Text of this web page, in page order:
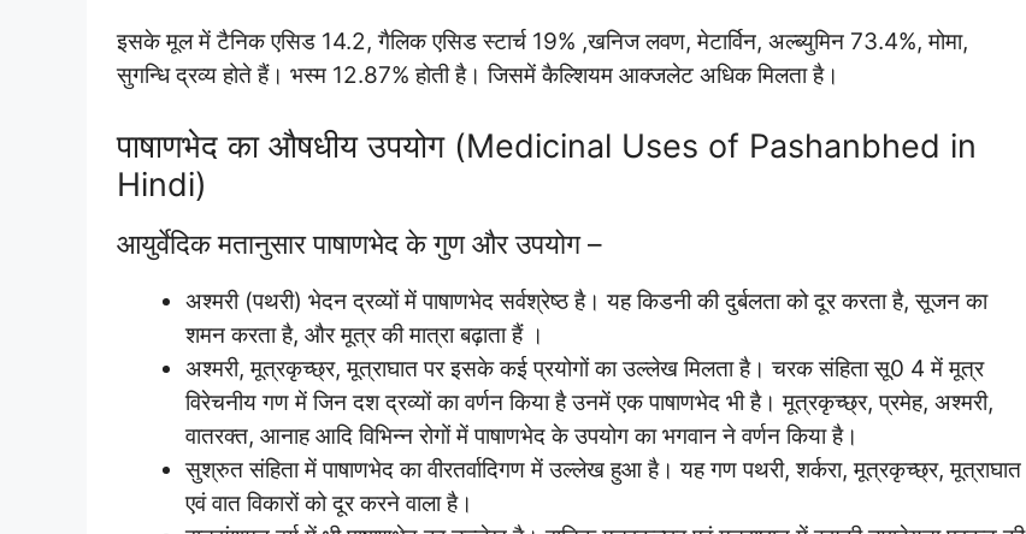
इसके मूल में टैनिक एसिड 14.2, गैलिक एसिड स्टार्च 19% ,खनिज लवण, मेटार्विन, अल्ब्युमिन 73.4%, मोमा,
सुगन्धि द्रव्य होते हैं। भस्म 12.87% होती है। जिसमें कैल्शियम आक्जलेट अधिक मिलता है।
पाषाणभेद का औषधीय उपयोग (Medicinal Uses of Pashanbhed in
Hindi)
आयुर्वेदिक मतानुसार पाषाणभेद के गुण और उपयोग –
अश्मरी (पथरी) भेदन द्रव्यों में पाषाणभेद सर्वश्रेष्ठ है। यह किडनी की दुर्बलता को दूर करता है, सूजन का
शमन करता है, और मूत्र की मात्रा बढ़ाता हैं ।
अश्मरी, मूत्रकृच्छ्र, मूत्राघात पर इसके कई प्रयोगों का उल्लेख मिलता है। चरक संहिता सू0 4 में मूत्र
विरेचनीय गण में जिन दश द्रव्यों का वर्णन किया है उनमें एक पाषाणभेद भी है। मूत्रकृच्छ्र, प्रमेह, अश्मरी,
वातरक्त, आनाह आदि विभिन्न रोगों में पाषाणभेद के उपयोग का भगवान ने वर्णन किया है।
सुश्रुत संहिता में पाषाणभेद का वीरतर्वादिगण में उल्लेख हुआ है। यह गण पथरी, शर्करा, मूत्रकृच्छ्र, मूत्राघात
एवं वात विकारों को दूर करने वाला है।